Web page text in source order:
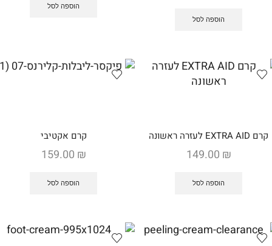
הוספה לסל
הוספה לסל
קרם EXTRA AID לעזרה ראשונה
149.00 ₪
הוספה לסל
קרם אקטיבי
159.00 ₪
הוספה לסל